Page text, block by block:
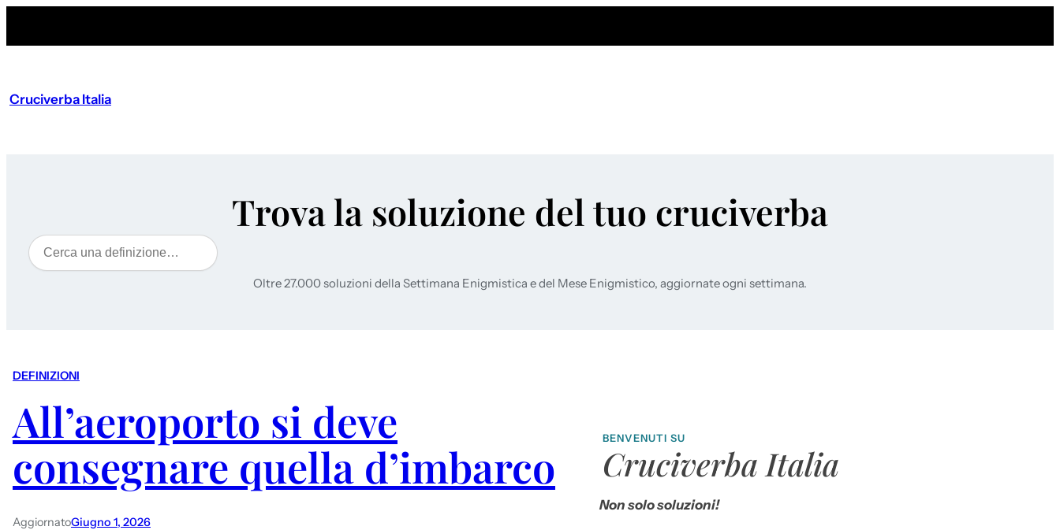
Cruciverba Italia
Trova la soluzione del tuo cruciverba
Cerca
Oltre 27.000 soluzioni della Settimana Enigmistica e del Mese Enigmistico, aggiornate ogni settimana.
DEFINIZIONI
All’aeroporto si deve
consegnare quella d’imbarco
AggiornatoGiugno 1, 2026
BENVENUTI SU
Cruciverba Italia
Non solo soluzioni!